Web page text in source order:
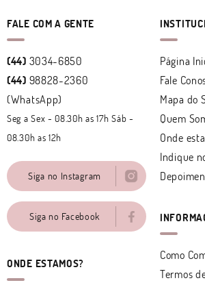
FALE COM A GENTE
(44) 3034-6850
(44) 98828-2360
(WhatsApp)
Seg a Sex - 08.30h as 17h Sáb -
08.30h as 12h
Siga no Instagram
Siga no Facebook
ONDE ESTAMOS?
Página
Fale
Mapa do
Quem
Onde
Indique
Como
Termos